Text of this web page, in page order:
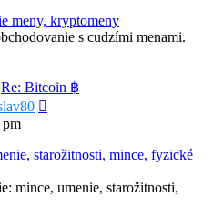
meny, kryptomeny
s cudzími menami.
Re: Bitcoin ฿
pm
starožitnosti, mince, fyzické
mince, umenie, starožitnosti,